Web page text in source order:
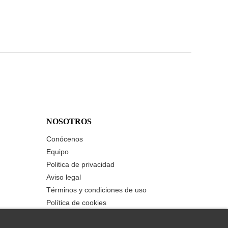
NOSOTROS
Conócenos
Equipo
Politica de privacidad
Aviso legal
Términos y condiciones de uso
Política de cookies